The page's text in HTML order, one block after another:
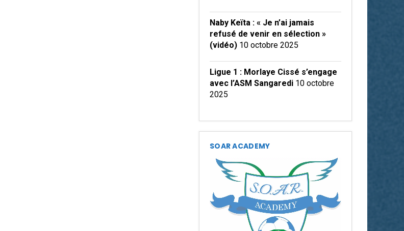
Naby Keïta : « Je n’ai jamais
refusé de venir en sélection »
(vidéo) 10 octobre 2025
Ligue 1 : Morlaye Cissé s’engage
avec l’ASM Sangaredi 10 octobre
2025
SOAR ACADEMY